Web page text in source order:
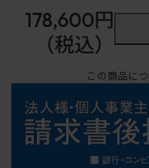
178,600円
（税込）
この商品に